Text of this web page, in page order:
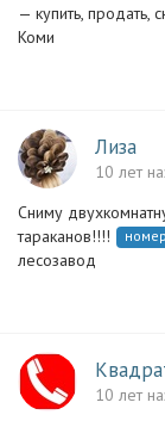
— купить, продать,
Коми
Лиза
10 лет
Сниму
тараканов!!!!
лесозавод
10 лет